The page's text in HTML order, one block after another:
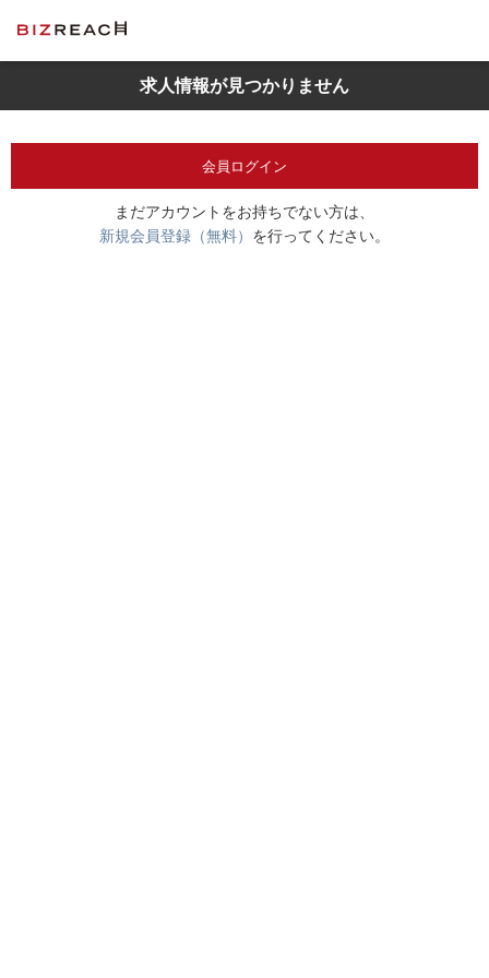
求人情報が見つかりません
会員ログイン
まだアカウントをお持ちでない方は、
新規会員登録（無料） を行ってください。